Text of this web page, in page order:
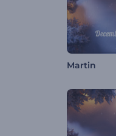
Martin